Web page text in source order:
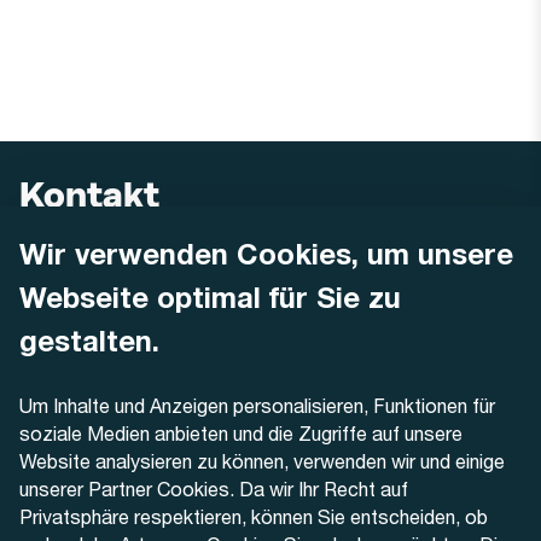
Wir verwenden Cookies, um unsere
Webseite optimal für Sie zu
gestalten.
Um Inhalte und Anzeigen personalisieren, Funktionen für
soziale Medien anbieten und die Zugriffe auf unsere
Website analysieren zu können, verwenden wir und einige
unserer Partner Cookies. Da wir Ihr Recht auf
Privatsphäre respektieren, können Sie entscheiden, ob
Kontakt
AREMO
Dornacherstrasse 48
4500 Solothurn
+41 32 622 37 22
Kontaktformular